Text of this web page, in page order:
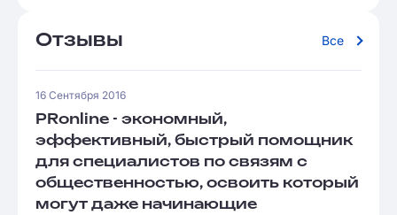
Отзывы Все
16 Сентября 2016
PRonline - экономный,
эффективный, быстрый помощник
для специалистов по связям с
общественностью, освоить который
могут даже начинающие